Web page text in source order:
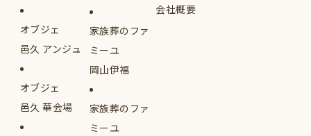
オブジェ
邑久 アンジュ
オブジェ
邑久 華会場
家族葬のファ
ミーユ
岡山伊福
家族葬のファ
ミーユ
会社概要